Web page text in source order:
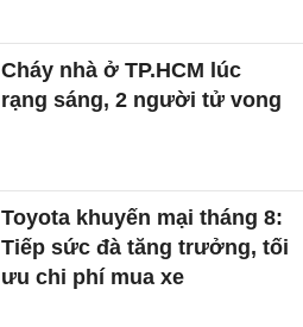
Cháy nhà ở TP.HCM lúc
rạng sáng, 2 người tử vong
Toyota khuyến mại tháng 8:
Tiếp sức đà tăng trưởng, tối
ưu chi phí mua xe